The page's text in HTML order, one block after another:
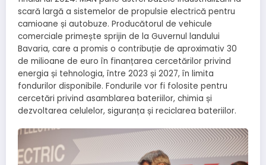
scară largă a sistemelor de propulsie electrică pentru
camioane și autobuze. Producătorul de vehicule
comerciale primește sprijin de la Guvernul landului
Bavaria, care a promis o contribuție de aproximativ 30
de milioane de euro în finanțarea cercetărilor privind
energia și tehnologia, între 2023 și 2027, în limita
fondurilor disponibile. Fondurile vor fi folosite pentru
cercetări privind asamblarea bateriilor, chimia și
dezvoltarea celulelor, siguranța și reciclarea bateriilor.